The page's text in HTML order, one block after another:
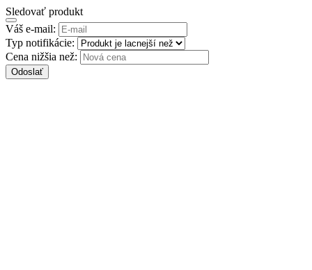
Sledovať produkt
Váš e-mail:
Typ notifikácie:
Cena nižšia než:
Odoslať